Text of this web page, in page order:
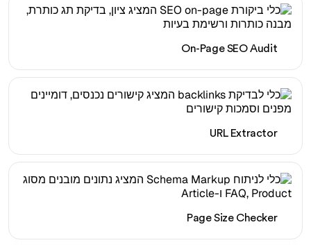
On-Page SEO Audit
URL Extractor
Page Size Checker